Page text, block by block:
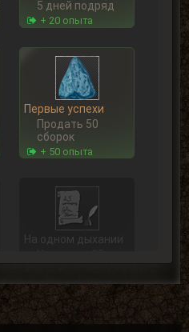
5 дней подряд
+ 20 опыта
Первые успехи
Продать 50
сборок
+ 50 опыта
На одном дыхании
комментариев
+ 15 опыта